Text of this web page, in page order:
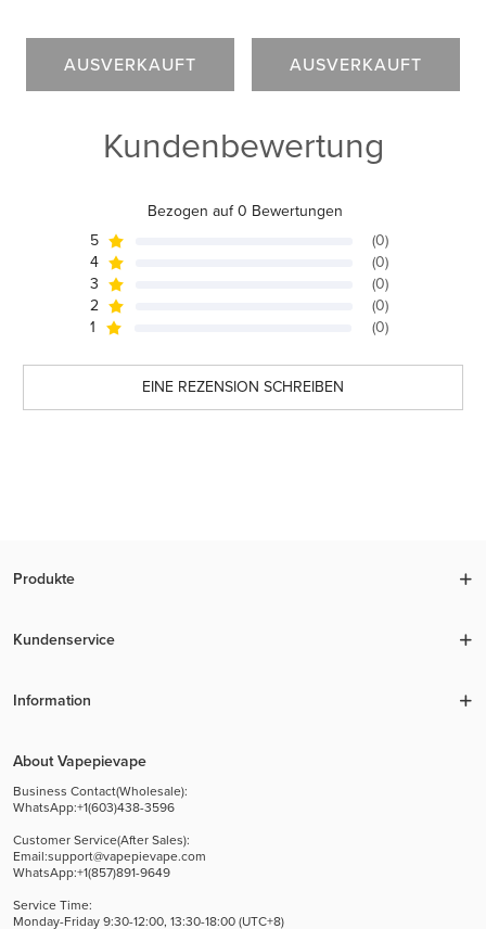
AUSVERKAUFT AUSVERKAUFT
Kundenbewertung
Bezogen auf 0 Bewertungen
5
(0)
4
(0)
3
(0)
2
(0)
1
(0)
EINE REZENSION SCHREIBEN
Produkte
Kundenservice
Information
About Vapepievape
Business Contact(Wholesale):
WhatsApp:+1(603)438-3596
Customer Service(After Sales):
Email:support@vapepievape.com
WhatsApp:+1(857)891-9649
Service Time:
Monday-Friday 9:30-12:00, 13:30-18:00 (UTC+8)